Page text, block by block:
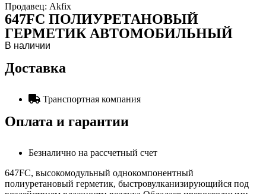
Продавец: Akfix
647FC ПОЛИУРЕТАНОВЫЙ
ГЕРМЕТИК АВТОМОБИЛЬНЫЙ
В наличии
Доставка
Транспортная компания
Оплата и гарантии
Безналично на рассчетный счет
647FC, высокомодульный однокомпонентный
полиуретановый герметик, быстровулканизирующийся под